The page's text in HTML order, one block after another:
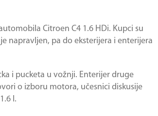
Citroen C4 1.6 HDi. Kupci su
napravljen, pa do eksterijera i enterijera
i pucketa u vožnji. Enterijer druge
o izboru motora, učesnici diskusije
l.